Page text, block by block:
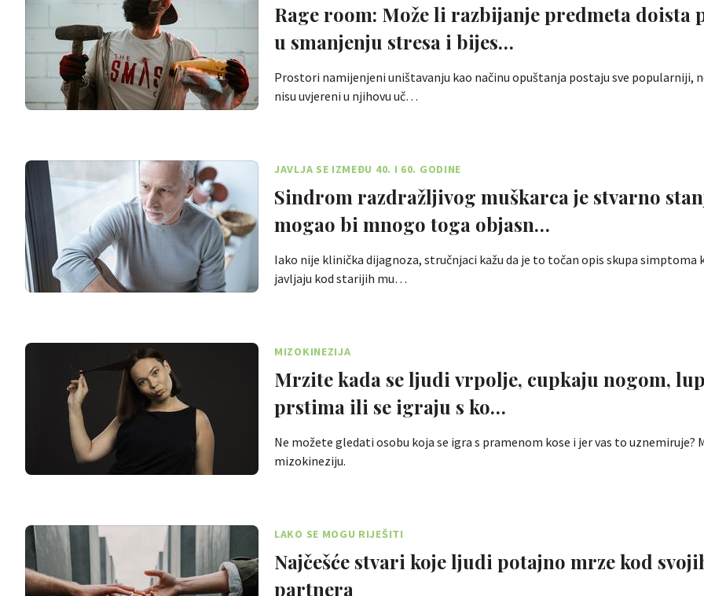
Rage room: Može li razbijanje predmeta doista
u smanjenju stresa i bijes…
Prostori namijenjeni uništavanju kao načinu opuštanja postaju sve popularniji,
nisu uvjereni u njihovu uč…
JAVLJA SE IZMEĐU 40. I 60. GODINE
Sindrom razdražljivog muškarca je stvarno
mogao bi mnogo toga objasn…
Iako nije klinička dijagnoza, stručnjaci kažu da je to točan opis skupa simptoma
javljaju kod starijih mu…
MIZOKINEZIJA
Mrzite kada se ljudi vrpolje, cupkaju nogom,
prstima ili se igraju s ko…
Ne možete gledati osobu koja se igra s pramenom kose i jer vas to uznemiruje?
mizokineziju.
LAKO SE MOGU RIJEŠITI
Najčešće stvari koje ljudi potajno mrze kod
partnera